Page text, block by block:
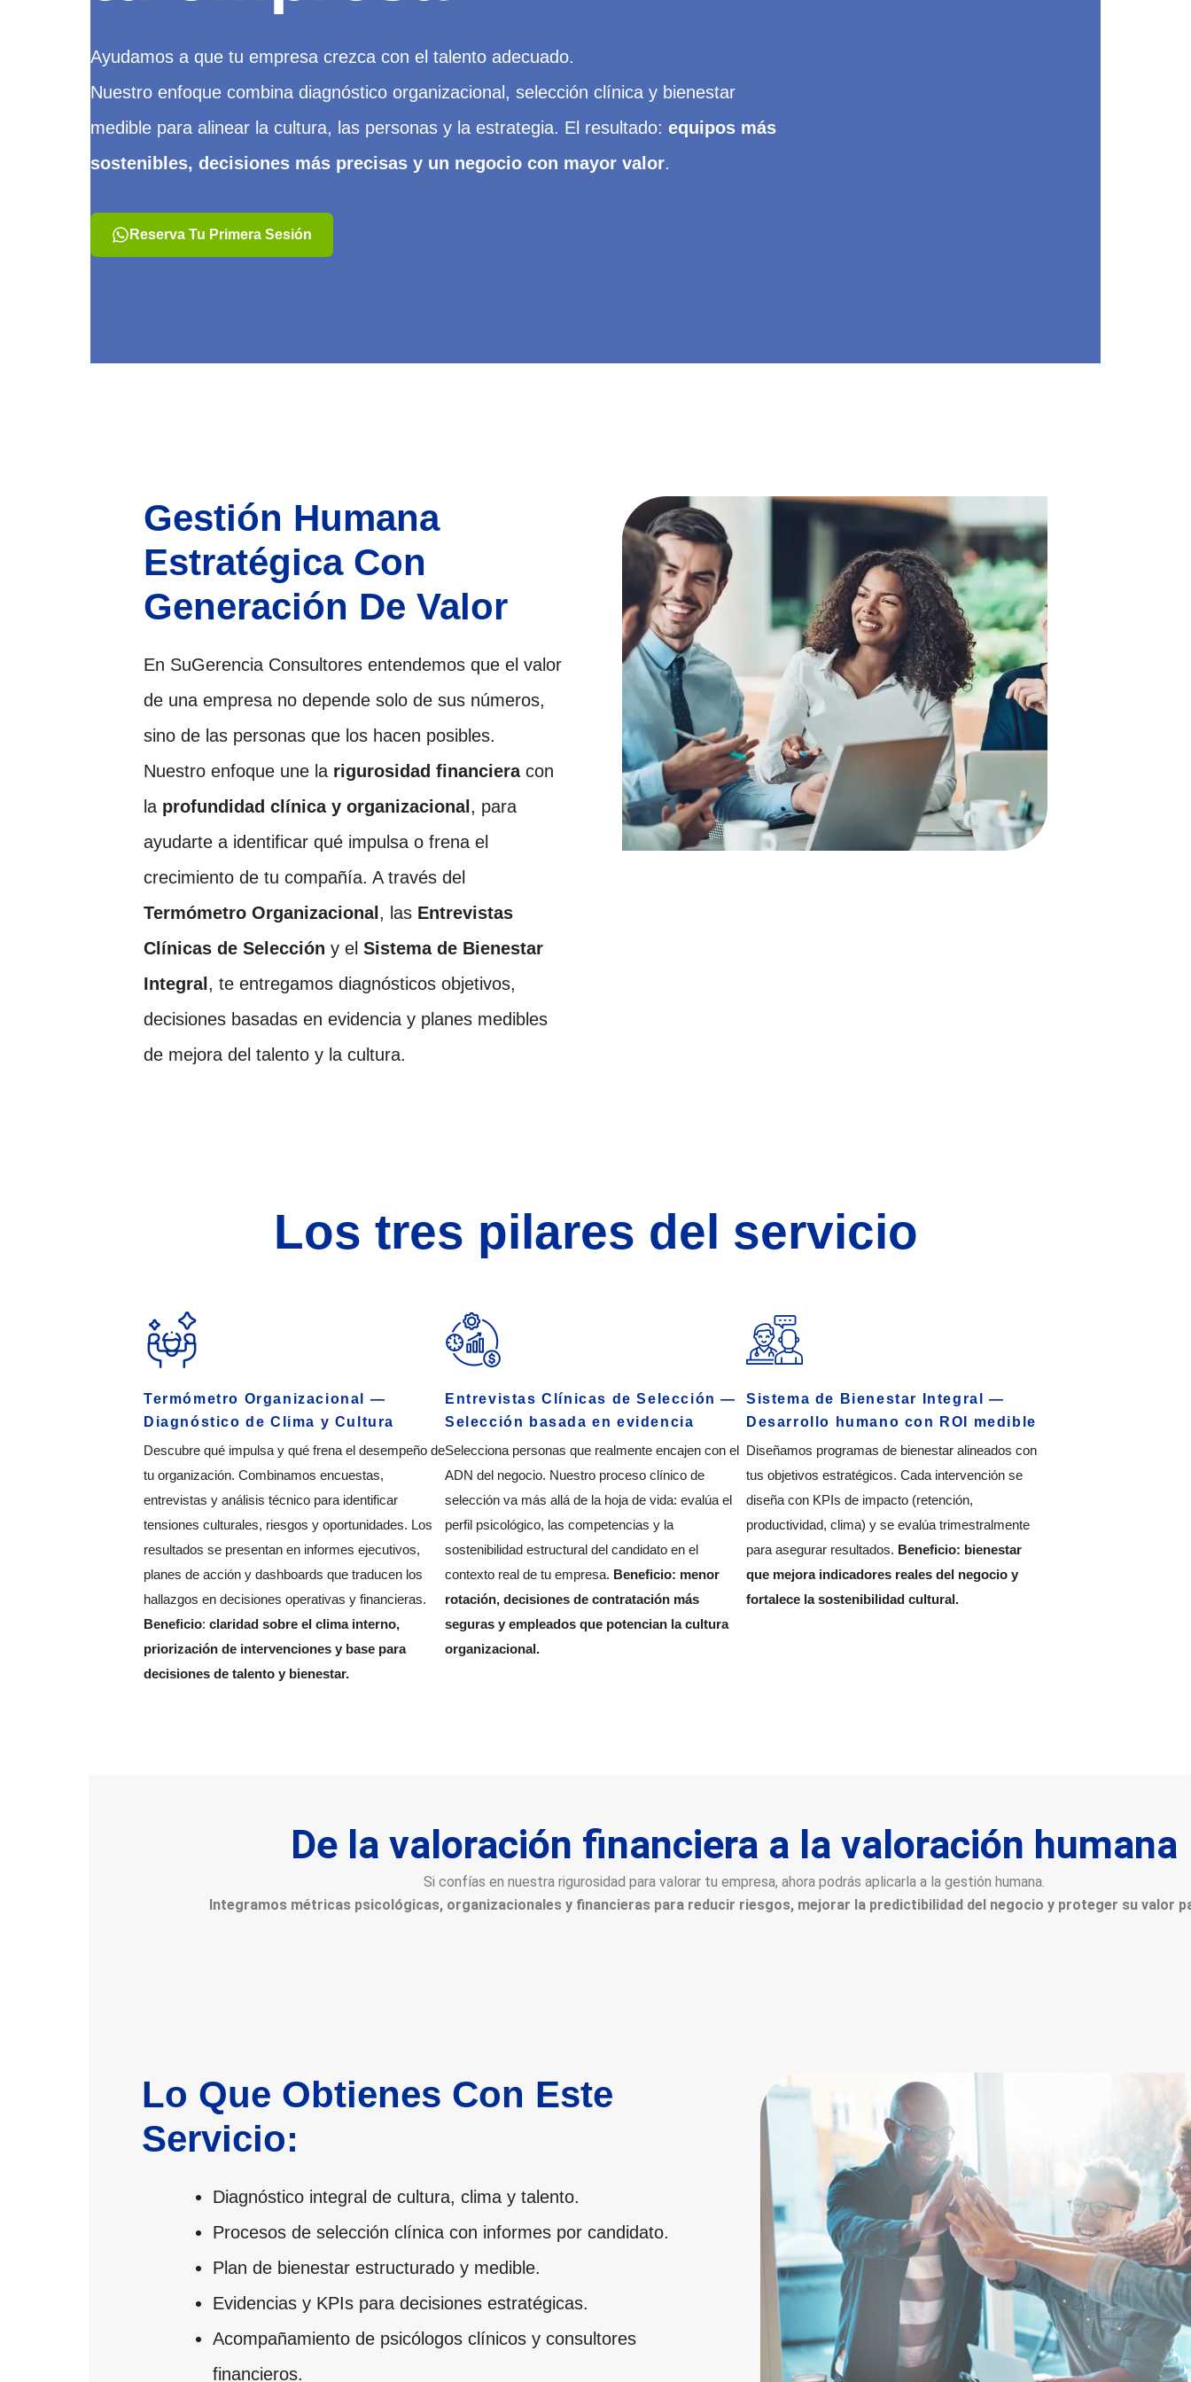
Ayudamos a que tu empresa crezca con el talento adecuado.
Nuestro enfoque combina diagnóstico organizacional, selección clínica y bienestar
medible para alinear la cultura, las personas y la estrategia. El resultado: equipos más
sostenibles, decisiones más precisas y un negocio con mayor valor.
Reserva Tu Primera Sesión
Gestión Humana
Estratégica Con
Generación De Valor
En SuGerencia Consultores entendemos que el valor
de una empresa no depende solo de sus números,
sino de las personas que los hacen posibles.
Nuestro enfoque une la rigurosidad financieracon
la profundidad clínica y organizacional , para
ayudarte a identificar qué impulsa o frena el
crecimiento de tu compañía. A través del
Termómetro Organizacional , las Entrevistas
Clínicas de Selección y el Sistema de Bienestar
Integral , te entregamos diagnósticos objetivos,
decisiones basadas en evidencia y planes medibles
de mejora del talento y la cultura.
Los tres pilares del servicio
Termómetro Organizacional —
Diagnóstico de Clima y Cultura
Descubre qué impulsa y qué frena el desempeño de
tu organización. Combinamos encuestas,
entrevistas y análisis técnico para identificar
tensiones culturales, riesgos y oportunidades. Los
resultados se presentan en informes ejecutivos,
planes de acción y dashboards que traducen los
hallazgos en decisiones operativas y financieras.
Beneficio: claridad sobre el clima interno,
priorización de intervenciones y base para
decisiones de talento y bienestar.
Entrevistas Clínicas de Selección —
Selección basada en evidencia
Selecciona personas que realmente encajen con el
ADN del negocio. Nuestro proceso clínico de
selección va más allá de la hoja de vida: evalúa el
perfil psicológico, las competencias y la
sostenibilidad estructural del candidato en el
contexto real de tu empresa. Beneficio: menor
rotación, decisiones de contratación más
seguras y empleados que potencian la cultura
organizacional.
Sistema de Bienestar Integral —
Desarrollo humano con ROI medible
Diseñamos programas de bienestar alineados con
tus objetivos estratégicos. Cada intervención se
diseña con KPIs de impacto (retención,
productividad, clima) y se evalúa trimestralmente
para asegurar resultados. Beneficio: bienestar
que mejora indicadores reales del negocio y
fortalece la sostenibilidad cultural.
De la valoración financiera a la valoración humana
Si confías en nuestra rigurosidad para valorar tu empresa, ahora podrás aplicarla a la gestión humana.
Integramos métricas psicológicas, organizacionales y financieras para reducir riesgos, mejorar la predictibilidad del negocio y proteger su valor
Lo Que Obtienes Con Este
Servicio:
Diagnóstico integral de cultura, clima y talento.
Procesos de selección clínica con informes por candidato.
Plan de bienestar estructurado y medible.
Evidencias y KPIs para decisiones estratégicas.
Acompañamiento de psicólogos clínicos y consultores
financieros.